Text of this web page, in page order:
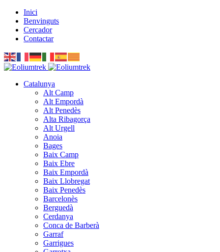
Inici
Benvinguts
Cercador
Contactar
Catalunya
Alt Camp
Alt Empordà
Alt Penedès
Alta Ribagorça
Alt Urgell
Anoia
Bages
Baix Camp
Baix Ebre
Baix Empordà
Baix Llobregat
Baix Penedès
Barcelonès
Berguedà
Cerdanya
Conca de Barberà
Garraf
Garrigues